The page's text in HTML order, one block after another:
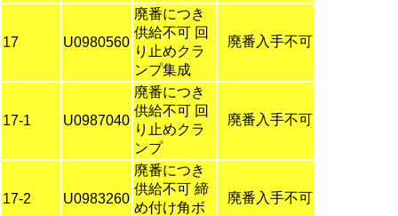
17 U0980560
廃番につき
供給不可 回
り止めクラ
ンプ集成
廃番入手不可
17-1 U0987040
廃番につき
供給不可 回
り止めクラ
ンプ
廃番入手不可
17-2 U0983260
廃番につき
供給不可 締
め付け角ボ
廃番入手不可